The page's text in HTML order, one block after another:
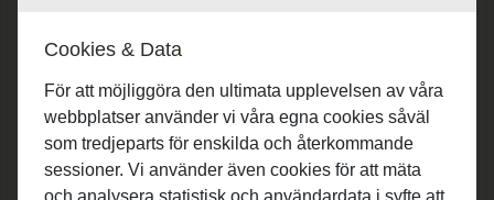
Cookies & Data
För att möjliggöra den ultimata upplevelsen av våra
webbplatser använder vi våra egna cookies såväl
som tredjeparts för enskilda och återkommande
sessioner. Vi använder även cookies för att mäta
och analysera statistisk och användardata i syfte att